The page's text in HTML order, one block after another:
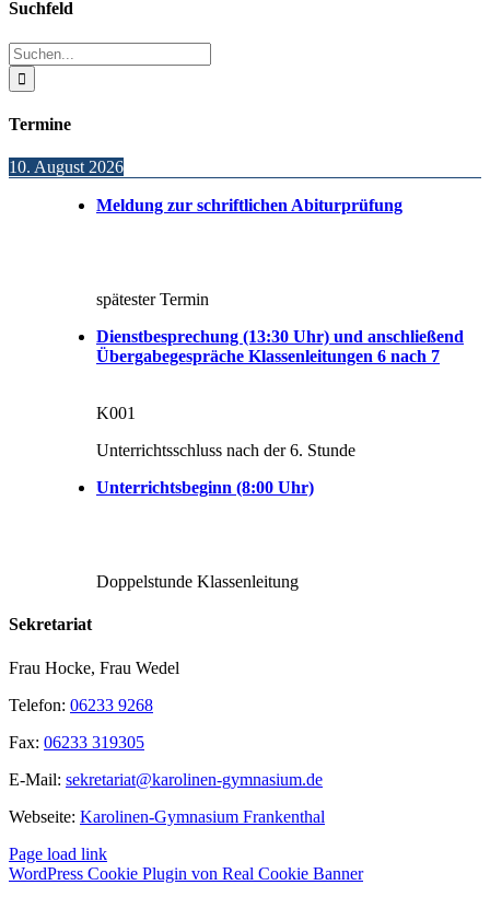
Toggle
Bar
Area
Suchfeld
Suche
nach:
Termine
10. August 2026
Meldung zur schriftlichen Abiturprüfung
spätester Termin
Dienstbesprechung (13:30 Uhr) und anschließend
Übergabegespräche Klassenleitungen 6 nach 7
K001
Unterrichtsschluss nach der 6. Stunde
Unterrichtsbeginn (8:00 Uhr)
Doppelstunde Klassenleitung
Sekretariat
Frau Hocke, Frau Wedel
Telefon: 06233 9268
Fax: 06233 319305
E-Mail: sekretariat@karolinen-gymnasium.de
Webseite: Karolinen-Gymnasium Frankenthal
Page load link
WordPress Cookie Plugin von Real Cookie Banner